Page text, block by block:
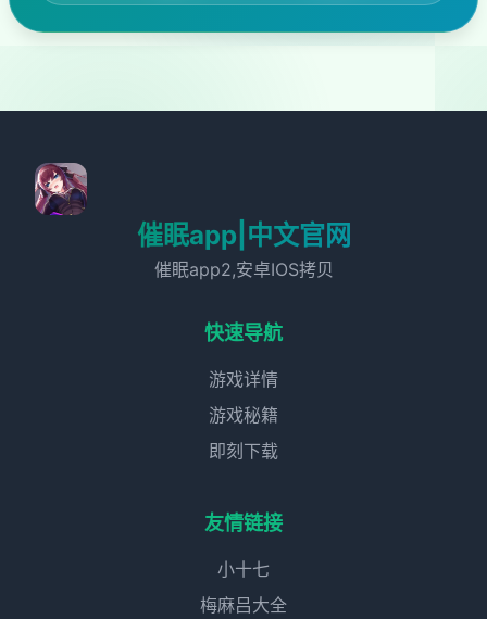
催眠app|中文官网
催眠app2,安卓IOS拷贝
快速导航
游戏详情
游戏秘籍
即刻下载
友情链接
小十七
梅麻吕大全